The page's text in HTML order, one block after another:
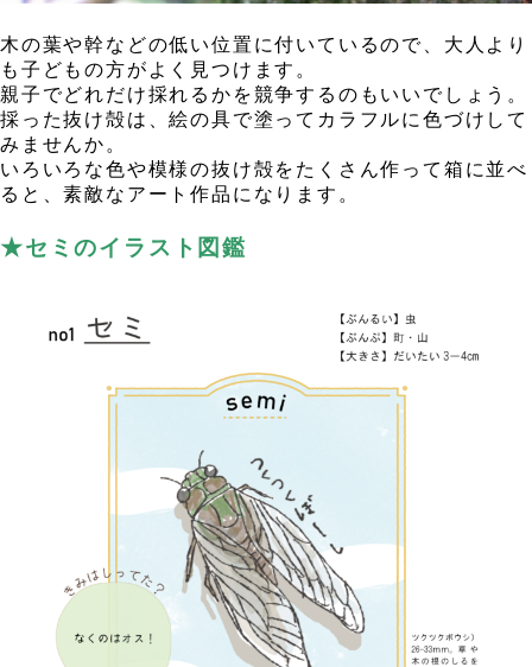
木の葉や幹などの低い位置に付いているので、大人より
も子どもの方がよく見つけます。
親子でどれだけ採れるかを競争するのもいいでしょう。
採った抜け殻は、絵の具で塗ってカラフルに色づけして
みませんか。
いろいろな色や模様の抜け殻をたくさん作って箱に並べ
ると、素敵なアート作品になります。
★セミのイラスト図鑑